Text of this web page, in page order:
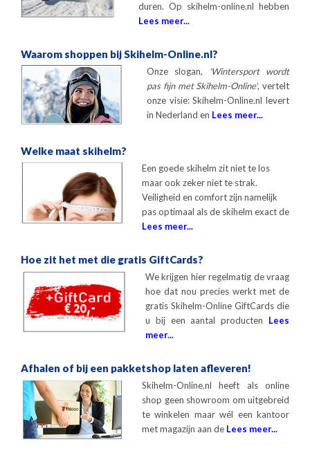
duren. Op skihelm-online.nl hebben
Lees meer...
Waarom shoppen bij Skihelm-Online.nl?
Onze slogan,
'Wintersport wordt
pas fijn met Skihelm-Online', vertelt
onze visie: Skihelm-Online.nl levert
in Nederland en Lees meer...
Welke maat skihelm?
Een goede skihelm zit niet te los
maar ook zeker niet te strak.
Veiligheid en comfort zijn namelijk
pas optimaal als de skihelm exact de
Lees meer...
Hoe zit het met die gratis GiftCards?
We krijgen hier regelmatig de vraag
hoe dat nou precies werkt met de
gratis Skihelm-Online GiftCards die
u bij een aantal producten Lees
meer...
Afhalen of bij een pakketshop laten afleveren!
Skihelm-Online.nl heeft als online
shop geen showroom om uitgebreid
te winkelen maar wél een kantoor
met magazijn aan de Lees meer...